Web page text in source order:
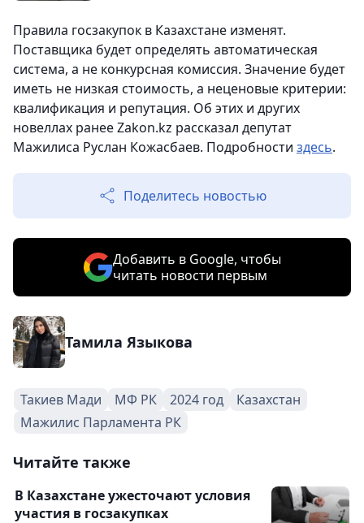
Правила госзакупок в Казахстане изменят.
Поставщика будет определять автоматическая
система, а не конкурсная комиссия. Значение будет
иметь не низкая стоимость, а неценовые критерии:
квалификация и репутация. Об этих и других
новеллах ранее Zakon.kz рассказал депутат
Мажилиса Руслан Кожасбаев. Подробности здесь.
Поделитесь новостью
Добавить в Google, чтобы
читать новости первым
Тамила Языкова
Такиев Мади МФ РК 2024 год
Казахстан
Мажилис Парламента РК
Читайте также
В Казахстане ужесточают условия
участия в госзакупках